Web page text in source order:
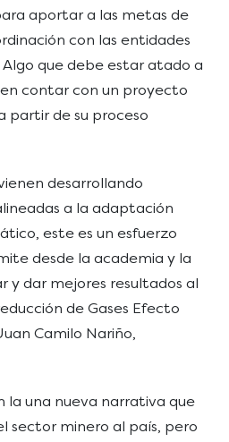
aportar a las metas de
con las entidades
que debe estar atado a
contar con un proyecto
partir de su proceso
desarrollando
a la adaptación
este es un esfuerzo
desde la academia y la
y dar mejores resultados al
de Gases Efecto
Camilo Nariño,
la una nueva narrativa que
sector minero al país, pero